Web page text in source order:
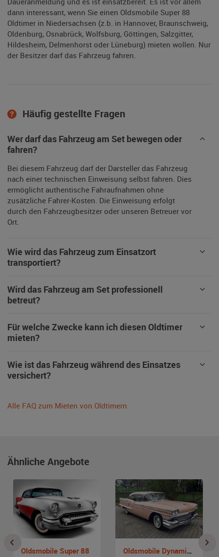
dann interessant, wenn Sie einen Oldsmobile Super 88
Oldtimer in Niedersachsen (z.b. in Hannover, Braunschweig,
Oldenburg, Osnabrück, Wolfsburg, Göttingen, Salzgitter,
Hildesheim, Delmenhorst oder Lüneburg) mieten wollen. Nur
der Besitzer darf das Fahrzeug fahren.
Häufig gestellte Fragen
Wer darf das Fahrzeug am Set bewegen oder
fahren?
Bei diesem Fahrzeug darf der Darsteller das Fahrzeug
nach einer technischen Einweisung selbst fahren. Dies
ermöglicht authentische Fahraufnahmen ohne
zusätzliche Fahrer-Kosten. Die Einweisung erfolgt
durch den Fahrzeugbesitzer oder unseren Betreuer vor
Ort.
Wie wird das Fahrzeug zum Einsatzort
transportiert?
Wird das Fahrzeug am Set professionell
betreut?
Für welche Zwecke kann ich diesen Oldtimer
mieten?
Wie ist das Fahrzeug während des Einsatzes
versichert?
Alle FAQ zum Mieten von Oldtimern
Ähnliche Angebote
Oldsmobile Super 88 Oldsmobile Dynamic Super 88